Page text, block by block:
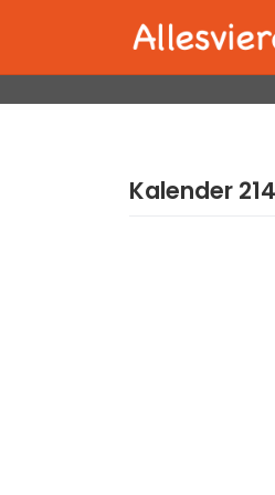
Kalender